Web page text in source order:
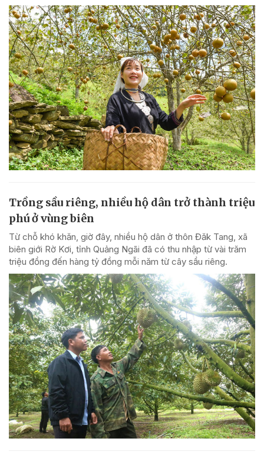
Trồng sầu riêng, nhiều hộ dân trở thành triệu
phú ở vùng biên
Từ chỗ khó khăn, giờ đây, nhiều hộ dân ở thôn Đăk Tang, xã
biên giới Rờ Kơi, tỉnh Quảng Ngãi đã có thu nhập từ vài trăm
triệu đồng đến hàng tỷ đồng mỗi năm từ cây sầu riêng.